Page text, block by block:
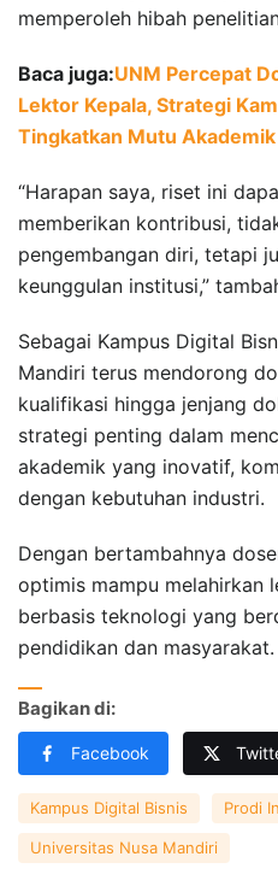
memperoleh hibah
Baca juga:UNM Percepat
Lektor Kepala, Strategi
Tingkatkan Mutu Akademik
“Harapan saya, riset ini
memberikan kontribusi,
pengembangan diri, tetapi
keunggulan institusi,”
Sebagai Kampus Digital
Mandiri terus mendorong
kualifikasi hingga jenjang
strategi penting dalam
akademik yang inovatif,
dengan kebutuhan industri.
Dengan bertambahnya
optimis mampu melahirkan
berbasis teknologi yang
pendidikan dan masyarakat.
Bagikan di:
Facebook
Kampus Digital Bisnis Prodi
Universitas Nusa Mandiri